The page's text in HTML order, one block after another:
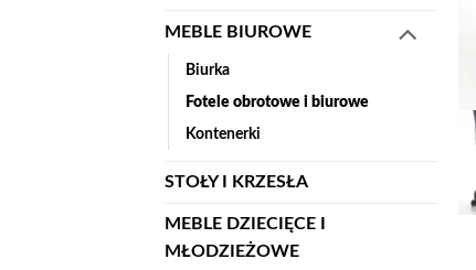
MEBLE BIUROWE
Biurka
Fotele obrotowe i biurowe
Kontenerki
STOŁY I KRZESŁA
MEBLE DZIECIĘCE I
MŁODZIEŻOWE